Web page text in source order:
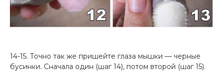
14-15. Точно так же пришейте глаза мышки — черные
бусинки. Сначала один (шаг 14), потом второй (шаг 15).